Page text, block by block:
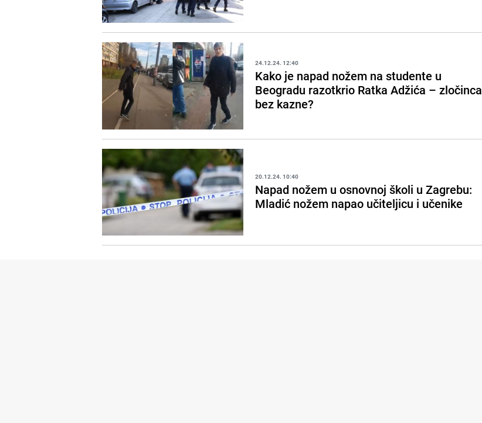
24.12.24. 12:40
Kako je napad nožem na studente u
Beogradu razotkrio Ratka Adžića – zločinca
bez kazne?
20.12.24. 10:40
Napad nožem u osnovnoj školi u Zagrebu:
Mladić nožem napao učiteljicu i učenike